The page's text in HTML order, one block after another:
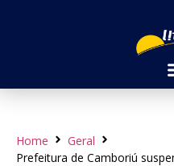
Home
Geral
Prefeitura de Camboriú